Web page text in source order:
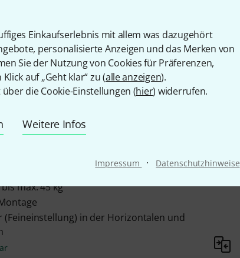
Einkaufserlebnis mit allem was dazugehört
personalisierte Anzeigen und das Merken von
Sie der Nutzung von Cookies für Präferenzen,
auf „Geht klar“ zu (alle anzeigen).
die Cookie-Einstellungen (hier) widerrufen.
Weitere Infos
Impressum · Datenschutzhinweise
mit beliebiger Truss-Klemme (M10-
(+/-25°)
schwenkbar (360°) durch Verstellen des
der Montage
max. 45 kg
(Feineinstellung) in der Horizontalen und